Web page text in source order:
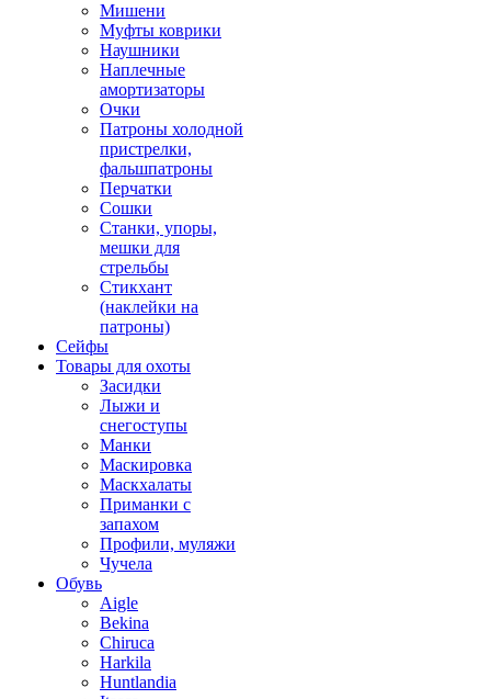
Мишени
Муфты коврики
Наушники
Наплечные
амортизаторы
Очки
Патроны холодной
пристрелки,
фальшпатроны
Перчатки
Сошки
Станки, упоры,
мешки для
стрельбы
Стикхант
(наклейки на
патроны)
Сейфы
Товары для охоты
Засидки
Лыжи и
снегоступы
Манки
Маскировка
Маскхалаты
Приманки с
запахом
Профили, муляжи
Чучела
Обувь
Aigle
Bekina
Chiruсa
Harkila
Huntlandia